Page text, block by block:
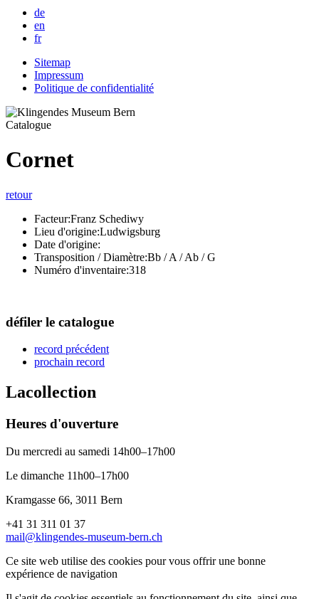
de
en
fr
Sitemap
Impressum
Politique de confidentialité
Catalogue
Cornet
retour
Facteur:Franz Schediwy
Lieu d'origine:Ludwigsburg
Date d'origine:
Transposition / Diamètre:Bb / A / Ab / G
Numéro d'inventaire:318
défiler le catalogue
record précédent
prochain record
Lacollection
Heures d'ouverture
Du mercredi au samedi 14h00–17h00
Le dimanche 11h00–17h00
Kramgasse 66, 3011 Bern
+41 31 311 01 37
mail@klingendes-museum-bern.ch
Ce site web utilise des cookies pour vous offrir une bonne
expérience de navigation